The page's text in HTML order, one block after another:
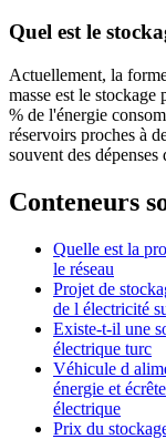
Quel est le
Actuellement, la
masse est le
% de l'énergie
réservoirs proches à
souvent des
Conteneurs
Quelle est la
le réseau
Projet de
de l électricité
Existe-t-il une
électrique turc
Véhicule d
énergie et
électrique
Prix du